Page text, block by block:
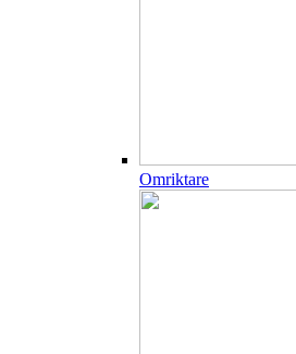
Omriktare